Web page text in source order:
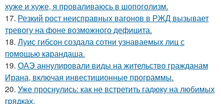
хуже и хуже, я проваливаюсь в шопоголизм.
17. Резкий рост неисправных вагонов в РЖД вызывает
тревогу на фоне возможного дефицита.
18. Луис гибсон создала сотни узнаваемых лиц с
помощью карандаша.
19. ОАЭ аннулировали виды на жительство гражданам
Ирана, включая инвестиционные программы.
20. Уже проснулись: как не встретить гадюку на любимых
грядках.